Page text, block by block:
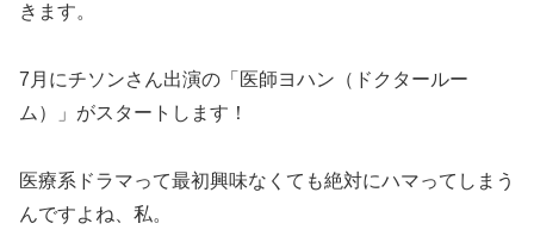
きます。
7月にチソンさん出演の「医師ヨハン（ドクタールー
ム）」がスタートします！
医療系ドラマって最初興味なくても絶対にハマってしまう
んですよね、私。